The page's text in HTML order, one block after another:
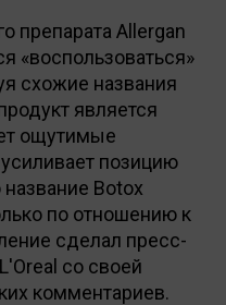
препарата Allergan
«воспользоваться»
схожие названия
является
ощутимые
позицию
название Botox
по отношению к
сделал пресс-
со своей
комментариев.